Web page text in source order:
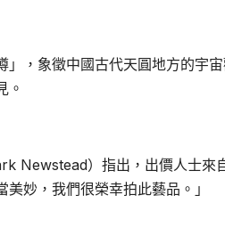
」，象徵中國古代天圓地方的宇
。
Newstead）指出，出價人士來
妙，我們很榮幸拍此藝品。」